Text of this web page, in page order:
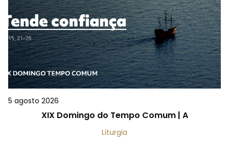
5 agosto 2026
XIX Domingo do Tempo Comum | A
Liturgia